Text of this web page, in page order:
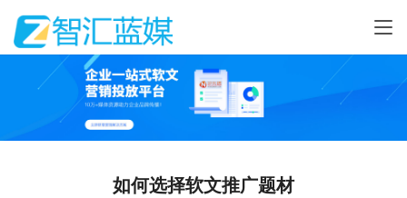
如何选择软文推广题材